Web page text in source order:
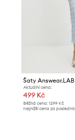
Šaty Answear.LAB
Aktuální cena:
499 Kč
Běžná cena: 1299 Kč
Nejnižší cena za